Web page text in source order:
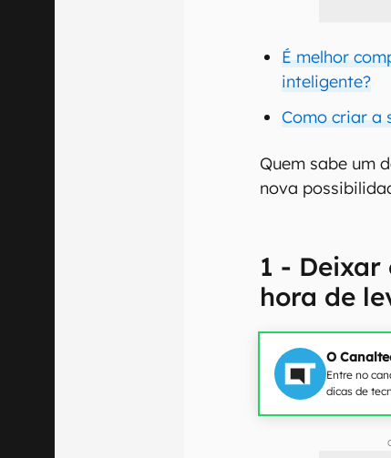
É melhor
inteligente?
Como criar a
Quem sabe um
nova
1 -
hora de
O
Entre no
dicas de